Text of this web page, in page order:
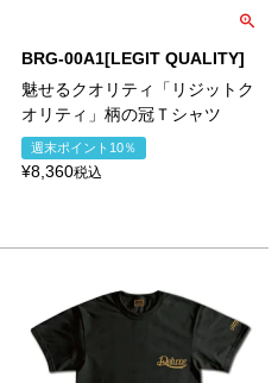
BRG-00A1[LEGIT QUALITY]
魅せるクオリティ「リジットク
オリティ」柄の冠Ｔシャツ
週末ポイント10％
¥8,360税込